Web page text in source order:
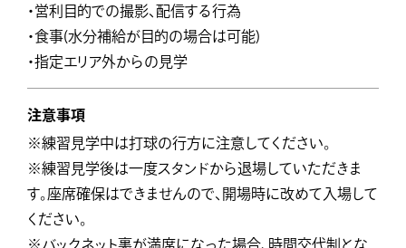
・営利目的での撮影、配信する行為
・食事(水分補給が目的の場合は可能)
・指定エリア外からの見学
注意事項
※練習見学中は打球の行方に注意してください。
※練習見学後は一度スタンドから退場していただきま
す。座席確保はできませんので、開場時に改めて入場して
ください。
※バックネット裏が満席になった場合、時間交代制とな